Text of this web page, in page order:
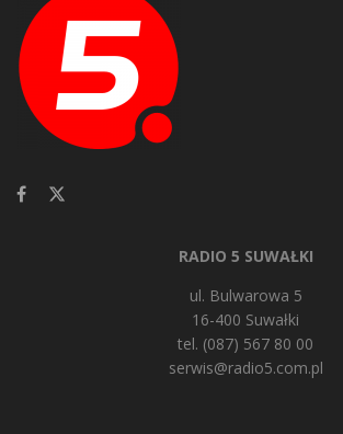
RADIO 5 SUWAŁKI
ul. Bulwarowa 5
16-400 Suwałki
tel. (087) 567 80 00
serwis@radio5.com.pl